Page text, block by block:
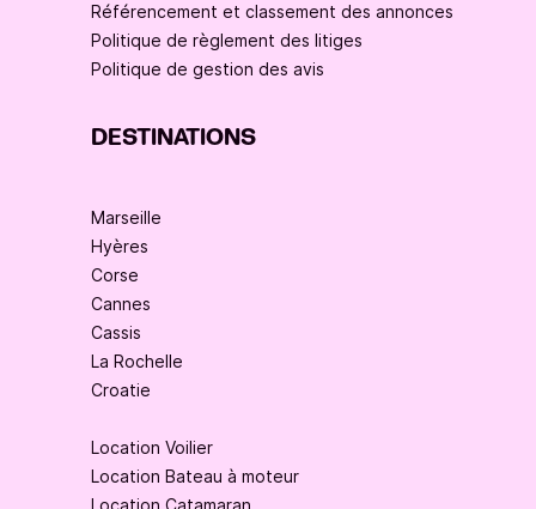
Référencement et classement des annonces
Politique de règlement des litiges
Politique de gestion des avis
DESTINATIONS
Marseille
Hyères
Corse
Cannes
Cassis
La Rochelle
Croatie
Location Voilier
Location Bateau à moteur